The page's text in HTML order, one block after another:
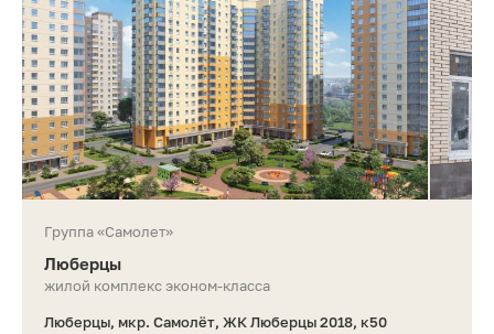
Группа «Самолет»
Люберцы
жилой комплекс эконом-класса
Люберцы, мкр. Самолёт, ЖК Люберцы 2018, к50